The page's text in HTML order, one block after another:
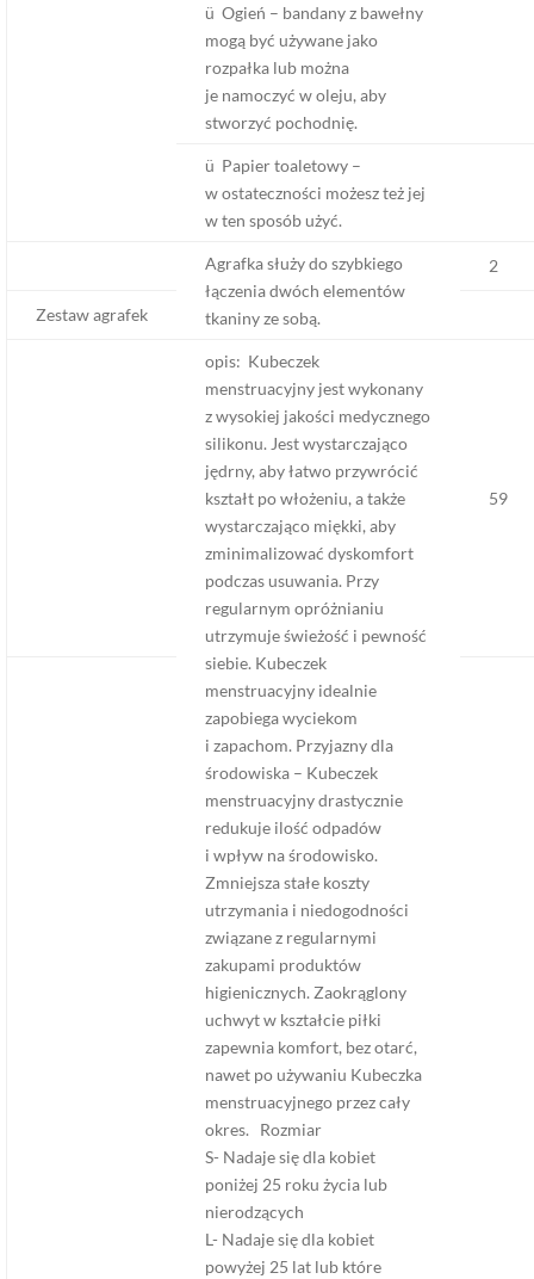
ü Ogień – bandany z bawełny
mogą być używane jako
rozpałka lub można
je namoczyć w oleju, aby
stworzyć pochodnię.
ü Papier toaletowy –
w ostateczności możesz też jej
w ten sposób użyć.
Agrafka służy do szybkiego
łączenia dwóch elementów
tkaniny ze sobą.
2
Zestaw agrafek
opis: Kubeczek
menstruacyjny jest wykonany
z wysokiej jakości medycznego
silikonu. Jest wystarczająco
jędrny, aby łatwo przywrócić
kształt po włożeniu, a także
wystarczająco miękki, aby
zminimalizować dyskomfort
podczas usuwania. Przy
regularnym opróżnianiu
utrzymuje świeżość i pewność
siebie. Kubeczek
menstruacyjny idealnie
zapobiega wyciekom
i zapachom. Przyjazny dla
środowiska – Kubeczek
menstruacyjny drastycznie
redukuje ilość odpadów
i wpływ na środowisko.
Zmniejsza stałe koszty
utrzymania i niedogodności
związane z regularnymi
zakupami produktów
higienicznych. Zaokrąglony
uchwyt w kształcie piłki
zapewnia komfort, bez otarć,
nawet po używaniu Kubeczka
menstruacyjnego przez cały
okres. Rozmiar
S- Nadaje się dla kobiet
poniżej 25 roku życia lub
nierodzących
L- Nadaje się dla kobiet
powyżej 25 lat lub które
59